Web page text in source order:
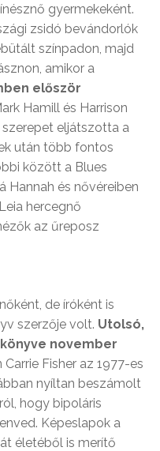
gyermekeként.
zsidó bevándorlók
színpadon, majd
amikor a
először
Hamill és Harrison
eljátszotta a
után több fontos
között a Blues
Hannah és nővéreiben
hercegnő
az űreposz
de íróként is
szerzője volt. Utolsó,
november
Fisher az 1977-es
nyíltan beszámolt
hogy bipoláris
Képeslapok a
életéből is merítő